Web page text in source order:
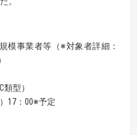
模事業者等（※対象者詳細：
型）
17：00※予定